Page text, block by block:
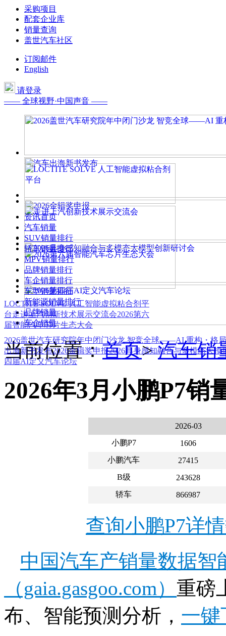
采购项目
配套企业库
销量查询
盖世汽车社区
订阅邮件
English
请登录
—— 全球视野·中国声音 ——
2026盖世汽车研究院年中闭门沙龙 智竞全球——AI 重构・格
出海新书发布2026金辑奖申报2026具身感知融合与多模态大模
四届AI定义汽车论坛
LOCTITE SOLVE 人工智能虚拟粘合剂平
台走进上汽创新技术展示交流会2026第六
届智能汽车芯片生态大会
资讯首页
汽车销量
SUV销量排行
轿车销量排行
MPV销量排行
品牌销量排行
车企销量排行
车型销量排行
新能源销量排行
品牌销量
车企销量
当前位置：首页>汽车销
2026年3月小鹏P7销
2026-03
小鹏P7
1606
小鹏汽车
27415
B级
243628
轿车
866987
查询小鹏P7详
中国汽车产销量数据
（gaia.gasgoo.com） 重磅
布、智能预测分析， 一键